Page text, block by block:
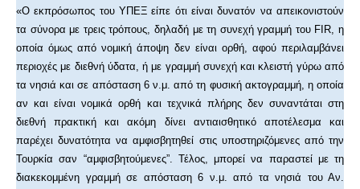
«Ο εκπρόσωπος του ΥΠΕΞ είπε ότι είναι δυνατόν να απεικονιστούν
τα σύνορα με τρεις τρόπους, δηλαδή με τη συνεχή γραμμή του FIR, η
οποία όμως από νομική άποψη δεν είναι ορθή, αφού περιλαμβάνει
περιοχές με διεθνή ύδατα, ή με γραμμή συνεχή και κλειστή γύρω από
τα νησιά και σε απόσταση 6 ν.μ. από τη φυσική ακτογραμμή, η οποία
αν και είναι νομικά ορθή και τεχνικά πλήρης δεν συναντάται στη
διεθνή πρακτική και ακόμη δίνει αντιαισθητικό αποτέλεσμα και
παρέχει δυνατότητα να αμφισβητηθεί στις υποστηριζόμενες από την
Τουρκία σαν “αμφισβητούμενες”. Τέλος, μπορεί να παραστεί με τη
διακεκομμένη γραμμή σε απόσταση 6 ν.μ. από τα νησιά του Αν.